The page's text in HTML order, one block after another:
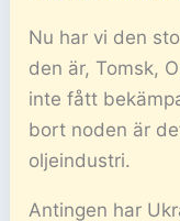
Nu har vi den
den är, Tomsk,
inte fått
bort noden är
oljeindustri.
Antingen har